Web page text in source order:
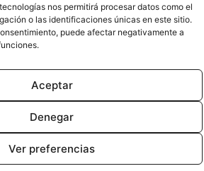
nos permitirá procesar datos como el
o las identificaciones únicas en este sitio.
puede afectar negativamente a
Aceptar
Denegar
Ver preferencias